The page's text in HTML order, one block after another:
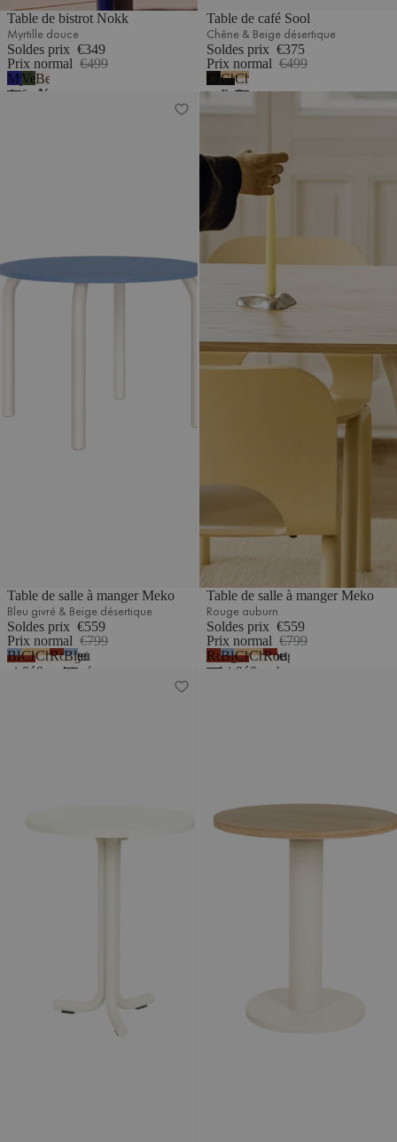
Table de bistrot Nokk
Myrtille douce
Soldes prix €349
Prix normal €499
Myrtille
douce
Vert
forêt
Beige
désertique
Table de café Sool
Chêne & Beige désertique
Soldes prix €375
Prix normal €499
Chêne
noir
-
Chêne
&
Noir
Chêne
&
Beige
Table de salle à manger Meko
Bleu givré & Beige désertique
Soldes prix €559
Prix normal €799
Bleu
givré
Chêne
&
Chêne
&
Rouge
auburn
Bleu
givré
1
Table de salle à manger Meko
Table de salle à manger Meko
Rouge auburn
Soldes prix €559
Prix normal €799
Rouge
auburn
Bleu
givré
Chêne
&
Chêne
&
Rouge
auburn
1